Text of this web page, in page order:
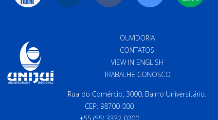
OUVIDORIA
CONTATOS
VIEW IN ENGLISH
TRABALHE CONOSCO
Rua do Comércio, 3000, Bairro Universitário.
CEP: 98700-000